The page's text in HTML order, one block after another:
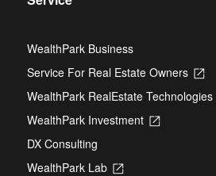
WealthPark Business
Service For Real Estate Owners
a
WealthPark RealEstate Technologies
WealthPark Investment
Opens
DX Consulting
WealthPark Lab
Opens